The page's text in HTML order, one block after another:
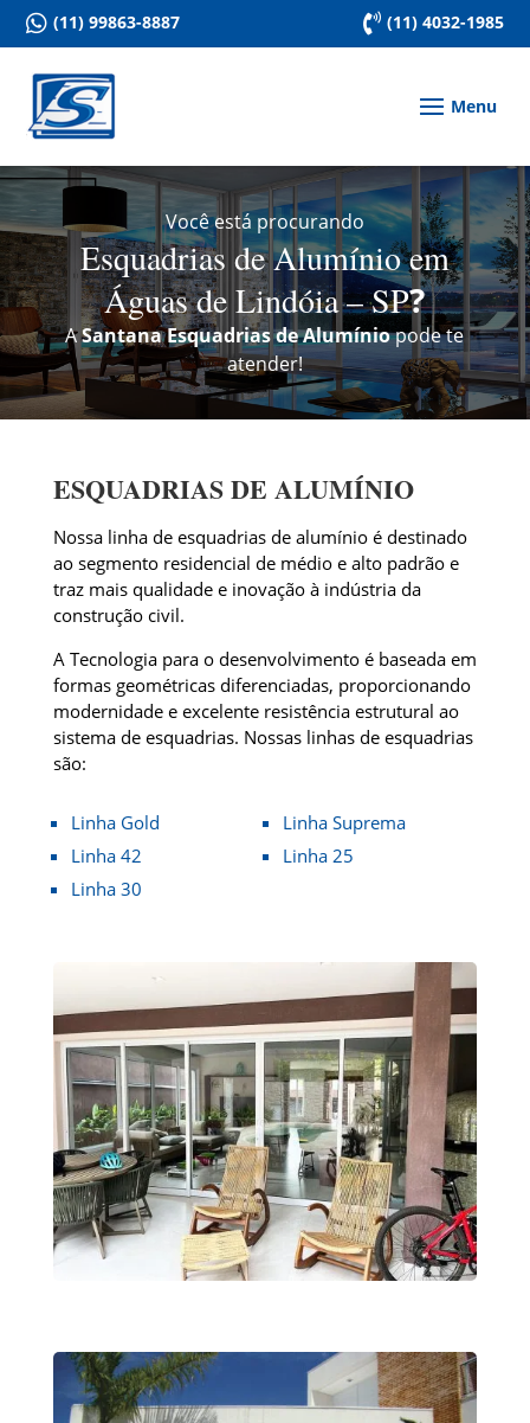
 (11) 99863-8887  (11) 4032-1985
Você está procurando
Esquadrias de Alumínio em
Águas de Lindóia – SP?
ASantana Esquadrias de Alumíniopode te
atender!
ESQUADRIAS DE ALUMÍNIO
Nossa linha de esquadrias de alumínio é destinado
ao segmento residencial de médio e alto padrão e
traz mais qualidade e inovação à indústria da
construção civil.
A Tecnologia para o desenvolvimento é baseada em
formas geométricas diferenciadas, proporcionando
modernidade e excelente resistência estrutural ao
sistema de esquadrias. Nossas linhas de esquadrias
são:
Linha Gold
Linha 42
Linha 30
Linha Suprema
Linha 25